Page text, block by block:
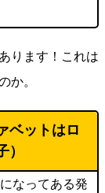
ります！これは
か。
ベットはロ
）
なってある発